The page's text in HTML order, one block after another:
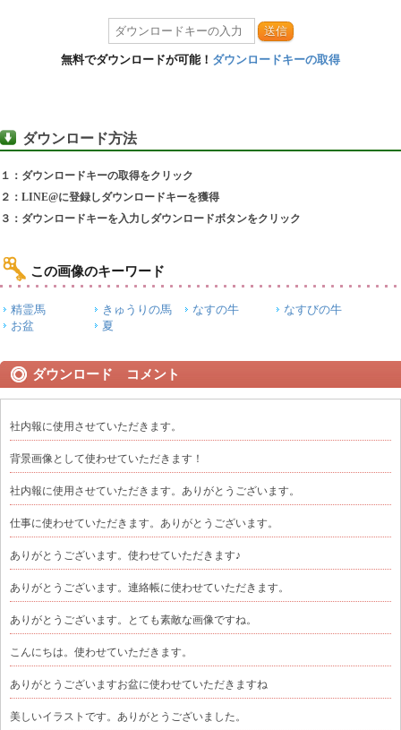
送信
無料でダウンロードが可能！ ダウンロードキーの取得
ダウンロード方法
１：ダウンロードキーの取得をクリック
２：LINE@に登録しダウンロードキーを獲得
３：ダウンロードキーを入力しダウンロードボタンをクリック
この画像のキーワード
精霊馬 きゅうりの馬 なすの牛
なすびの牛
お盆
夏
ダウンロード コメント
社内報に使用させていただきます。
背景画像として使わせていただきます！
社内報に使用させていただきます。ありがとうございます。
仕事に使わせていただきます。ありがとうございます。
ありがとうございます。使わせていただきます♪
ありがとうございます。連絡帳に使わせていただきます。
ありがとうございます。とても素敵な画像ですね。
こんにちは。使わせていただきます。
ありがとうございますお盆に使わせていただきますね
美しいイラストです。ありがとうございました。